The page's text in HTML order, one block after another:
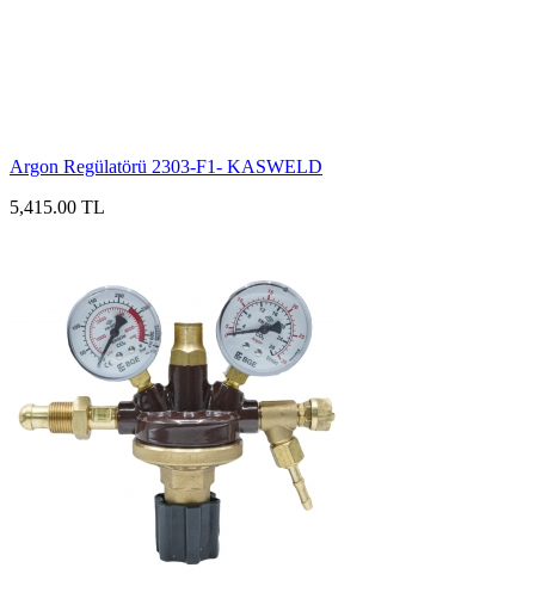
Argon Regülatörü 2303-F1- KASWELD
5,415.00 TL